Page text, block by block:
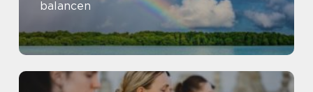
balancen